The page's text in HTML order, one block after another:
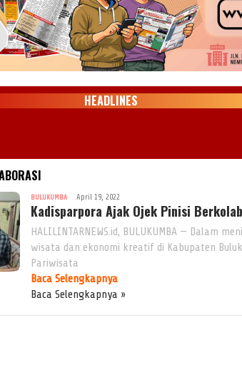
HEADLINES
BULUKUMBA April 19, 2022
Kadisparpora Ajak Ojek Pinisi
HALILINTARNEWS.id, BULUKUMBA — Dalam
wisata dan ekonomi kreatif di Kabupaten
Pariwisata
Baca Selengkapnya
Baca Selengkapnya »